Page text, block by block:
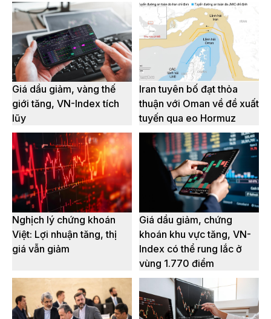
Giá dầu giảm, vàng thế
giới tăng, VN-Index tích
lũy
Iran tuyên bố đạt thỏa
thuận với Oman về đề xuất
tuyến qua eo Hormuz
Nghịch lý chứng khoán
Việt: Lợi nhuận tăng, thị
giá vẫn giảm
Giá dầu giảm, chứng
khoán khu vực tăng, VN-
Index có thể rung lắc ở
vùng 1.770 điểm